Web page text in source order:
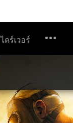
ไดร์เวอร์